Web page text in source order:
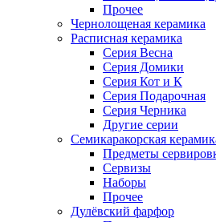
Прочее
Чернолощеная керамика
Расписная керамика
Серия Весна
Серия Домики
Серия Кот и К
Серия Подарочная
Серия Черника
Другие серии
Семикаракорская
Предметы
Сервизы
Наборы
Прочее
Дулёвский фарфор